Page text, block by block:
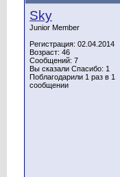
Sky
Junior Member
Регистрация: 02.04.2014
Возраст: 46
Сообщений: 7
Вы сказали Спасибо: 1
Поблагодарили 1 раз в 1
сообщении